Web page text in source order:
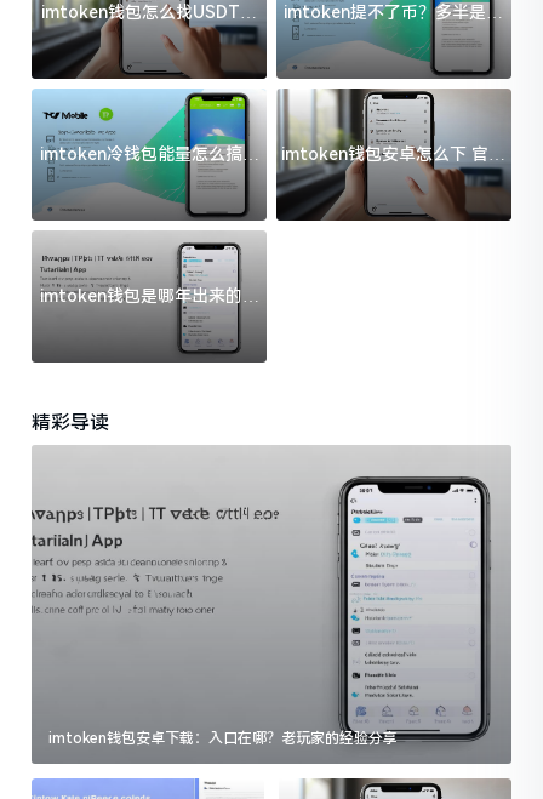
imtoken钱包怎么找USDT地
址？三步搞定不踩坑
imtoken提不了币？多半是这
几件事没处理好
imtoken冷钱包能量怎么搞？
过来人告诉你门道
imtoken钱包安卓怎么下 官方
渠道避坑指南
imtoken钱包是哪年出来的？
一文给你说清楚
精彩导读
imtoken钱包安卓下载：入口在哪？老玩家的经验分享